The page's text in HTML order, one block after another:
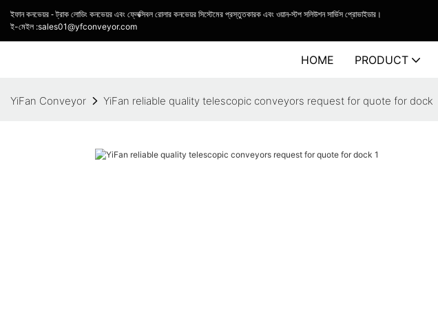
ইফান কনভেয়র - ট্রাক লোডিং কনভেয়র এবং ফ্লেক্সিবল রোলার কনভেয়র সিস্টেমের প্রস্তুতকারক এবং ওয়ান-স্টপ সলিউশন সার্ভিস প্রোভাইডার।
ই-মেইল :sales01@yfconveyor.com
HOME PRODUCT
YiFan Conveyor YiFan reliable quality telescopic conveyors request for quote for dock